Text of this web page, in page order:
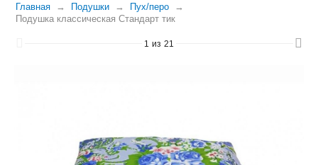
Главная Подушки
Пух/перо
Подушка классическая Стандарт тик
1 из 21